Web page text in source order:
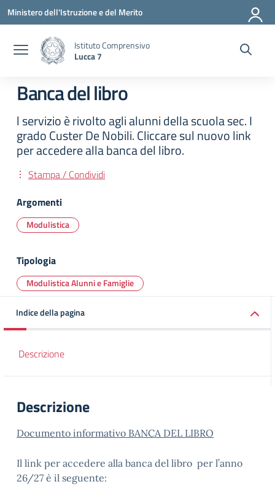
Vai ai contenuti
Vai al menu di navigazione
Vai al footer
Ministero dell'Istruzione e del Merito
Istituto Comprensivo
Lucca 7
Banca del libro
l servizio è rivolto agli alunni della scuola sec. I
grado Custer De Nobili. Cliccare sul nuovo link
per accedere alla banca del libro.
Stampa / Condividi
Argomenti
Modulistica
Tipologia
Modulistica Alunni e Famiglie
Indice della pagina
Descrizione
Descrizione
Documento informativo BANCA DEL LIBRO
Il link per accedere alla banca del libro per l’anno
26/27 è il seguente: